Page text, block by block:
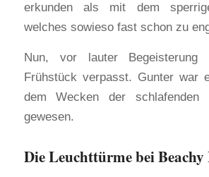
erkunden als mit dem
welches sowieso fast schon zu
Nun, vor lauter
Frühstück verpasst. Gunter war
dem Wecken der schlafenden
gewesen.
Die Leuchttürme bei Beachy